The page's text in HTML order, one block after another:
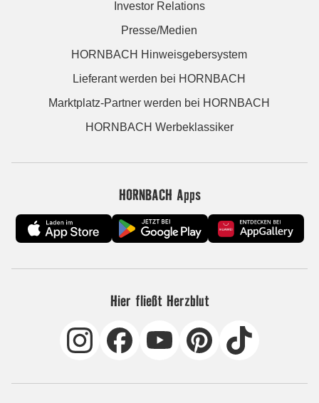
Investor Relations
Presse/Medien
HORNBACH Hinweisgebersystem
Lieferant werden bei HORNBACH
Marktplatz-Partner werden bei HORNBACH
HORNBACH Werbeklassiker
HORNBACH Apps
Hier fließt Herzblut